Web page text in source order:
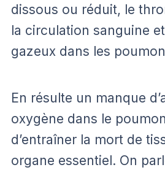
dissous ou réduit, le
la circulation sanguine et
gazeux dans les
En résulte un manque
oxygène dans le
d’entraîner la mort de
organe essentiel. On